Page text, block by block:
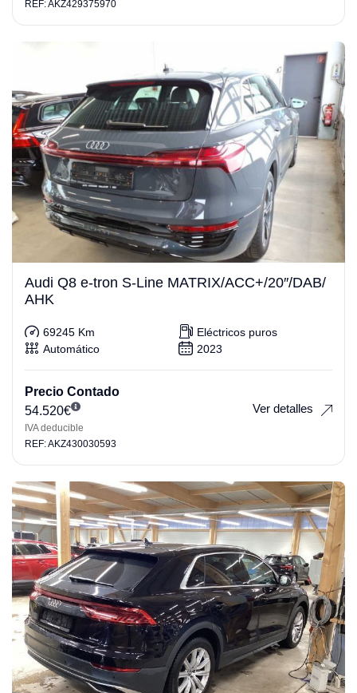
REF: AKZ429375970
Audi Q8 e-tron S-Line MATRIX/ACC+/20″/DAB/
AHK
69245 Km
Eléctricos puros
Automático
2023
Precio Contado
54.520€
IVA deducible
Ver detalles
REF: AKZ430030593